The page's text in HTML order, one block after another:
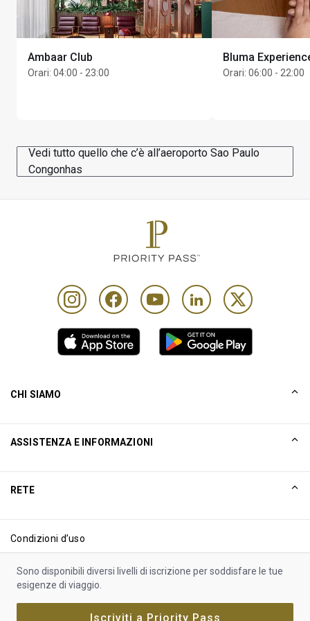
Sono disponibili diversi livelli di iscrizione per soddisfare le tue
esigenze di viaggio.
Iscriviti a Priority Pass
minori di 18 anni non ammessi).
Soggiorno massimo: 3 ore
Ambaar Club
Orari: 04:00 - 23:00
Bluma
Orari: 06:00 - 22:00
Vedi tutto quello che c’è all’aeroporto Sao Paulo
Congonhas
CHI SIAMO
Excellence Awards
Blog
ASSISTENZA E INFORMAZIONI
RETE
Condizioni d’uso
Informativa sui cookie
Informativa sulla privacy